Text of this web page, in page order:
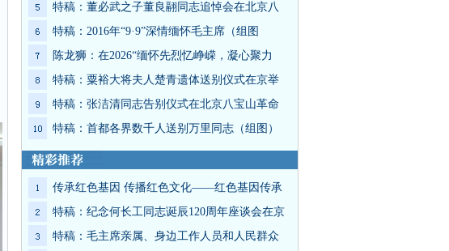
特稿：董必武之子董良翮同志追悼会在北京八
特稿：2016年“9·9”深情缅怀毛主席（组图
陈龙狮：在2026“缅怀先烈忆峥嵘，凝心聚力
特稿：粟裕大将夫人楚青遗体送别仪式在京举
特稿：张洁清同志告别仪式在北京八宝山革命
特稿：首都各界数千人送别万里同志（组图）
传承红色基因 传播红色文化——红色基因传承
特稿：纪念何长工同志诞辰120周年座谈会在京
特稿：毛主席亲属、身边工作人员和人民群众